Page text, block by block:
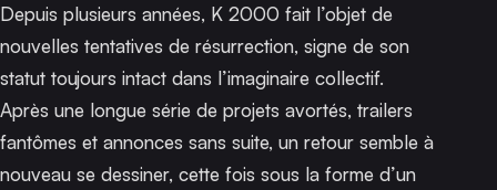
Depuis plusieurs années, K 2000 fait l’objet de
nouvelles tentatives de résurrection, signe de son
statut toujours intact dans l’imaginaire collectif.
Après une longue série de projets avortés, trailers
fantômes et annonces sans suite, un retour semble à
nouveau se dessiner, cette fois sous la forme d’un